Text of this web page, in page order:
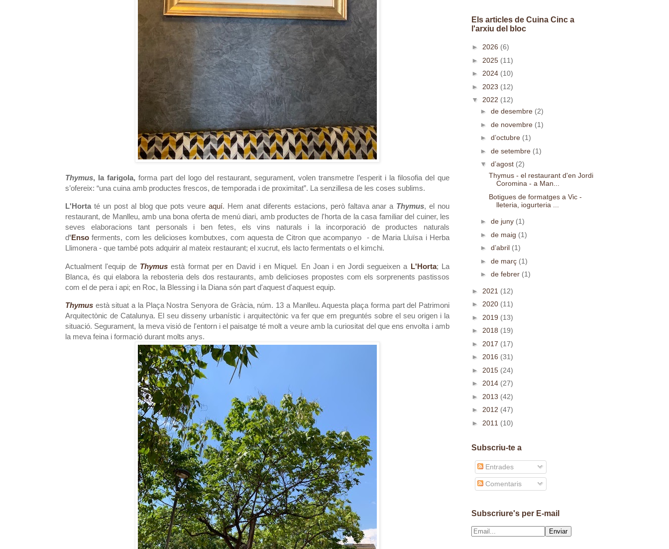
Thymus, la farigola,forma part del logo del restaurant, segurament, volen transmetre l’esperit i la filosofia del que
s’ofereix: “una cuina amb productes frescos, de temporada i de proximitat”. La senzillesa de les coses sublims.
L'Hortaté un post al blog que pots veureaquí. Hem anat diferents estacions, però faltava anar a Thymus, el nou
restaurant, de Manlleu, amb una bona oferta de menú diari, amb productes de l'horta de la casa familiar del cuiner, les
seves elaboracions tant personals i ben fetes, els vins naturals i la incorporació de productes naturals
d'Enso ferments, com les delicioses kombutxes, com aquesta de Citron que acompanyo - de Maria Lluïsa i Herba
Llimonera - que també pots adquirir al mateix restaurant; el xucrut, els lacto fermentats o el kimchi.
Actualment l'equip de Thymusestà format per en David i en Miquel. En Joan i en Jordi segueixen a L'Horta; La
Blanca, és qui elabora la rebosteria dels dos restaurants, amb delicioses propostes com els sorprenents pastissos
com el de pera i api; en Roc, la Blessing i la Diana són part d'aquest d'aquest equip.
Thymus està situat a la Plaça Nostra Senyora de Gràcia, núm. 13 a Manlleu. Aquesta plaça forma part del Patrimoni
Arquitectònic de Catalunya. El seu disseny urbanístic i arquitectònic va fer que em preguntés sobre el seu origen i la
situació. Segurament, la meva visió de l'entorn i el paisatge té molt a veure amb la curiositat del que ens envolta i amb
la meva feina i formació durant molts anys.
Els articles de Cuina Cinc a
l'arxiu del bloc
► 2026 (6)
► 2025 (11)
► 2024 (10)
► 2023 (12)
▼ 2022 (12)
► de desembre (2)
► de novembre (1)
► d’octubre (1)
► de setembre (1)
▼ d’agost (2)
Thymus - el restaurant d'en Jordi
Coromina - a Man...
Botigues de formatges a Vic -
lleteria, iogurteria ...
► de juny (1)
► de maig (1)
► d’abril (1)
► de març (1)
► de febrer (1)
► 2021 (12)
► 2020 (11)
► 2019 (13)
► 2018 (19)
► 2017 (17)
► 2016 (31)
► 2015 (24)
► 2014 (27)
► 2013 (42)
► 2012 (47)
► 2011 (10)
Subscriu-te a
Entrades
Comentaris
Subscriure's per E-mail